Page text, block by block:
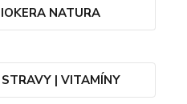
NATURA
| VITAMÍNY